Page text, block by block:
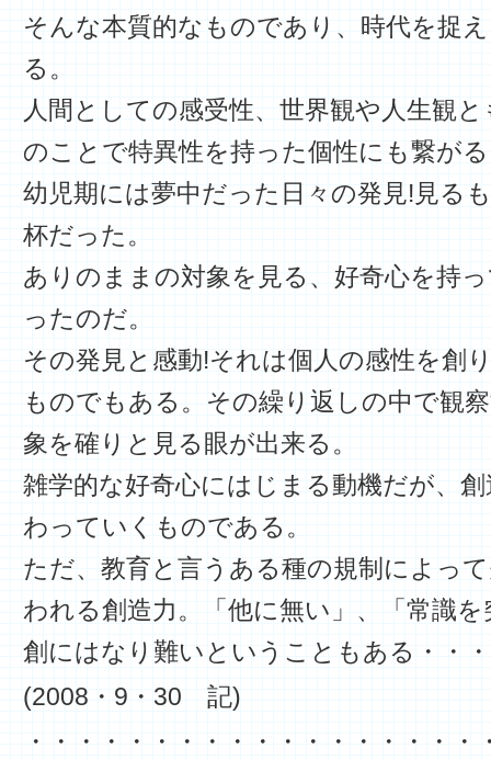
そんな本質的なものであり、時代を捉
る。
人間としての感受性、世界観や人生観
のことで特異性を持った個性にも繋が
幼児期には夢中だった日々の発見!見る
杯だった。
ありのままの対象を見る、好奇心を持
ったのだ。
その発見と感動!それは個人の感性を創
ものでもある。その繰り返しの中で観
象を確りと見る眼が出来る。
雑学的な好奇心にはじまる動機だが、
わっていくものである。
ただ、教育と言うある種の規制によっ
われる創造力。「他に無い」、「常識
創にはなり難いということもある・・
(2008・9・30 記)
・・・・・・・・・・・・・・・・・